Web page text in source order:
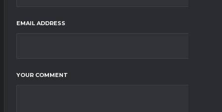
EMAIL ADDRESS
YOUR COMMENT